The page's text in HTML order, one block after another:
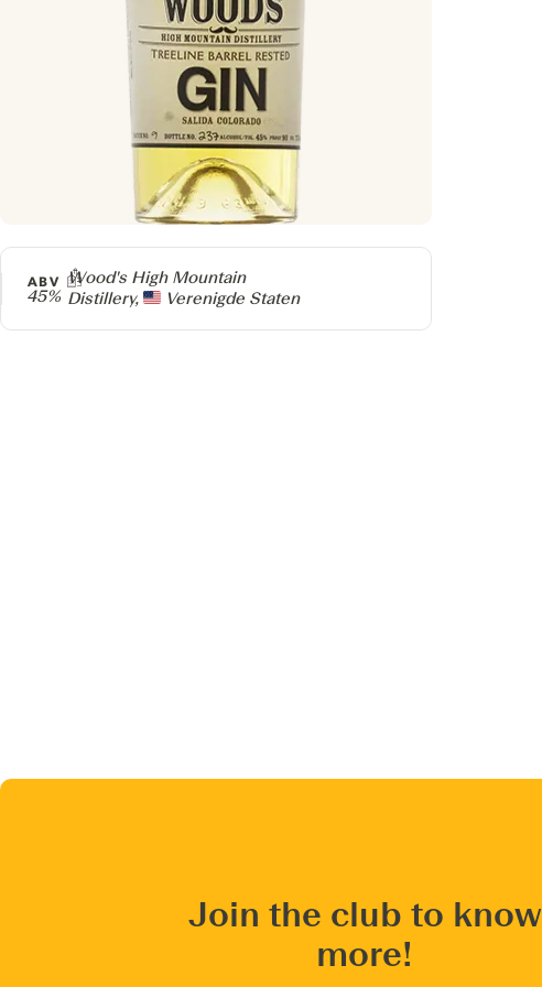
Producer
Wood's High Mountain
Distillery,
Verenigde Staten
ABV
45%
Join the club to know
more!